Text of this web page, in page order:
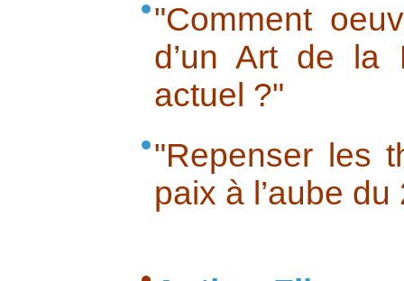
"Comment
d’un Art de la
actuel ?"
"Repenser les
paix à l’aube